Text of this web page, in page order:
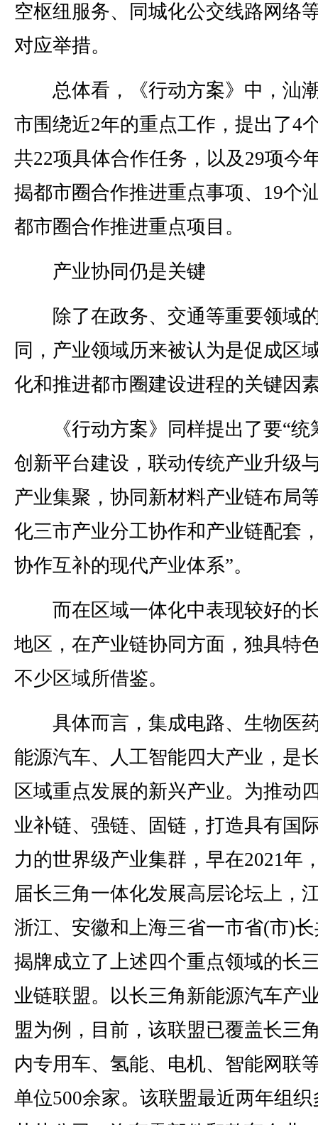
空枢纽服务、同城化公交线路网络
对应举措。
总体看，《行动方案》中，汕
市围绕近2年的重点工作，提出了4
共22项具体合作任务，以及29项今
揭都市圈合作推进重点事项、19个
都市圈合作推进重点项目。
产业协同仍是关键
除了在政务、交通等重要领域
同，产业领域历来被认为是促成区
化和推进都市圈建设进程的关键因
《行动方案》同样提出了要“统
创新平台建设，联动传统产业升级
产业集聚，协同新材料产业链布局
化三市产业分工协作和产业链配套
协作互补的现代产业体系”。
而在区域一体化中表现较好的
地区，在产业链协同方面，独具特
不少区域所借鉴。
具体而言，集成电路、生物医
能源汽车、人工智能四大产业，是
区域重点发展的新兴产业。为推动
业补链、强链、固链，打造具有国
力的世界级产业集群，早在2021年
届长三角一体化发展高层论坛上，
浙江、安徽和上海三省一市省(市)
揭牌成立了上述四个重点领域的长
业链联盟。以长三角新能源汽车产
盟为例，目前，该联盟已覆盖长三
内专用车、氢能、电机、智能网联
单位500余家。该联盟最近两年组织